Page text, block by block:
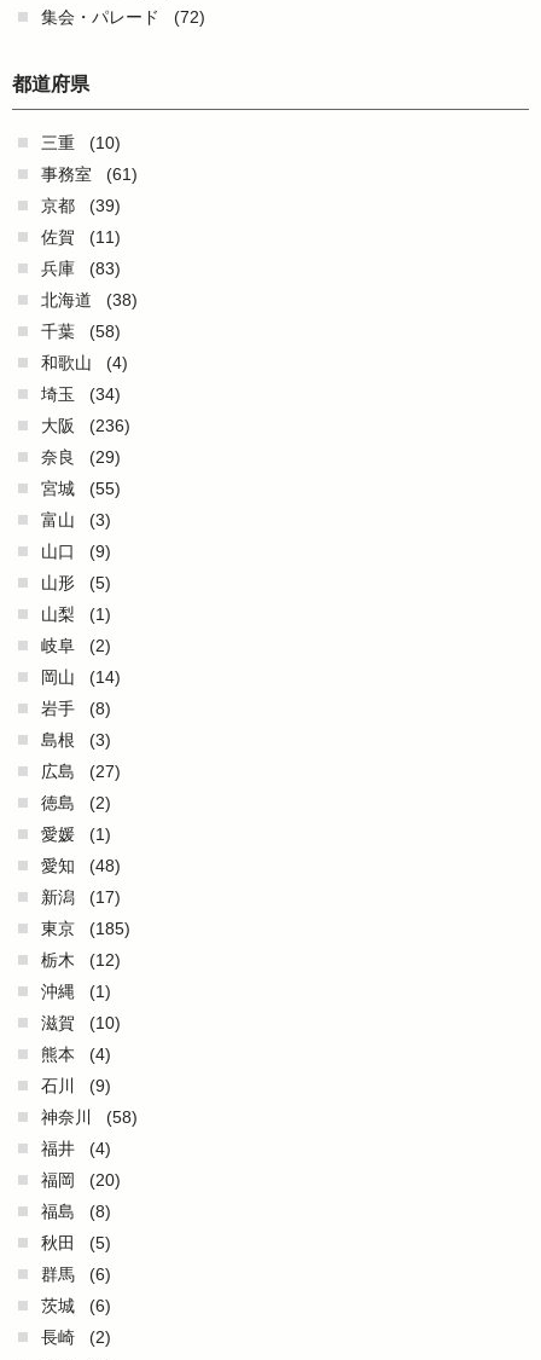
集会・パレード
(72)
都道府県
三重
(10)
事務室
(61)
京都
(39)
佐賀
(11)
兵庫
(83)
北海道
(38)
千葉
(58)
和歌山
(4)
埼玉
(34)
大阪
(236)
奈良
(29)
宮城
(55)
富山
(3)
山口
(9)
山形
(5)
山梨
(1)
岐阜
(2)
岡山
(14)
岩手
(8)
島根
(3)
広島
(27)
徳島
(2)
愛媛
(1)
愛知
(48)
新潟
(17)
東京
(185)
栃木
(12)
沖縄
(1)
滋賀
(10)
熊本
(4)
石川
(9)
神奈川
(58)
福井
(4)
福岡
(20)
福島
(8)
秋田
(5)
群馬
(6)
茨城
(6)
長崎
(2)